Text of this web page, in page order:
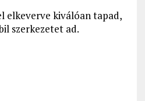
elkeverve kiválóan tapad,
szerkezetet ad.